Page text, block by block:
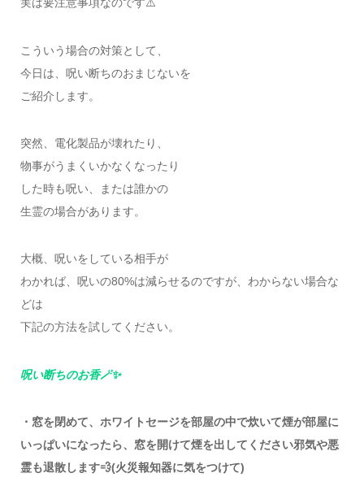
実は要注意事項なのです⚠️
こういう場合の対策として、
今日は、呪い断ちのおまじないを
ご紹介します。
突然、電化製品が壊れたり、
物事がうまくいかなくなったり
した時も呪い、または誰かの
生霊の場合があります。
大概、呪いをしている相手が
わかれば、呪いの80%は減らせるのですが、わからない場合な
どは
下記の方法を試してください。
呪い断ちのお香🪄✨
・窓を閉めて、ホワイトセージを部屋の中で炊いて煙が部屋に
いっぱいになったら、窓を開けて煙を出してください邪気や悪
霊も退散します💨(火災報知器に気をつけて)